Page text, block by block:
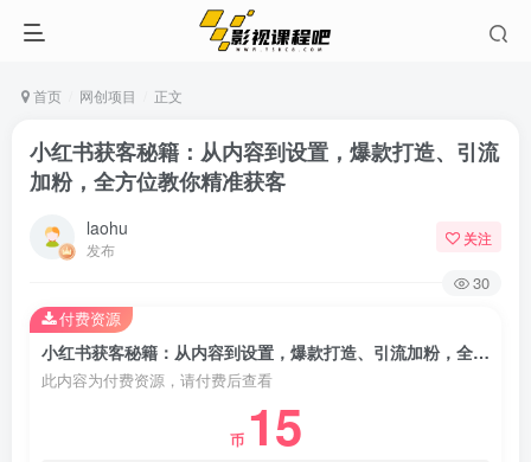
首页 网创项目 正文
小红书获客秘籍：从内容到设置，爆款打造、引流
加粉，全方位教你精准获客
laohu
发布
关注
30
小红书获客秘籍：从内容到设置，爆款打造、引流加粉，全方位教你精准获客
此内容为付费资源，请付费后查看
币 15
付费资源